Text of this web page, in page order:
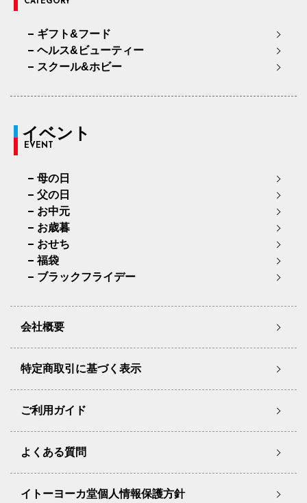
ギフト&フード
ヘルス&ビューティー
スクール&ホビー
イベント
EVENT
母の日
父の日
お中元
お歳暮
おせち
福袋
ブラックフライデー
会社概要
特定商取引に基づく表示
ご利用ガイド
よくある質問
イトーヨーカ堂個人情報保護方針